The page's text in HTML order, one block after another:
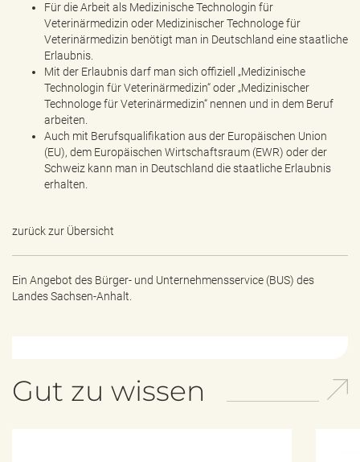
Für die Arbeit als Medizinische Technologin für
Veterinärmedizin oder Medizinischer Technologe für
Veterinärmedizin benötigt man in Deutschland eine staatliche
Erlaubnis.
Mit der Erlaubnis darf man sich offiziell „Medizinische
Technologin für Veterinärmedizin“ oder „Medizinischer
Technologe für Veterinärmedizin“ nennen und in dem Beruf
arbeiten.
Auch mit Berufsqualifikation aus der Europäischen Union
(EU), dem Europäischen Wirtschaftsraum (EWR) oder der
Schweiz kann man in Deutschland die staatliche Erlaubnis
erhalten.
zurück zur Übersicht
Ein Angebot des Bürger- und Unternehmensservice (BUS) des
Landes Sachsen-Anhalt.
Gut zu wissen